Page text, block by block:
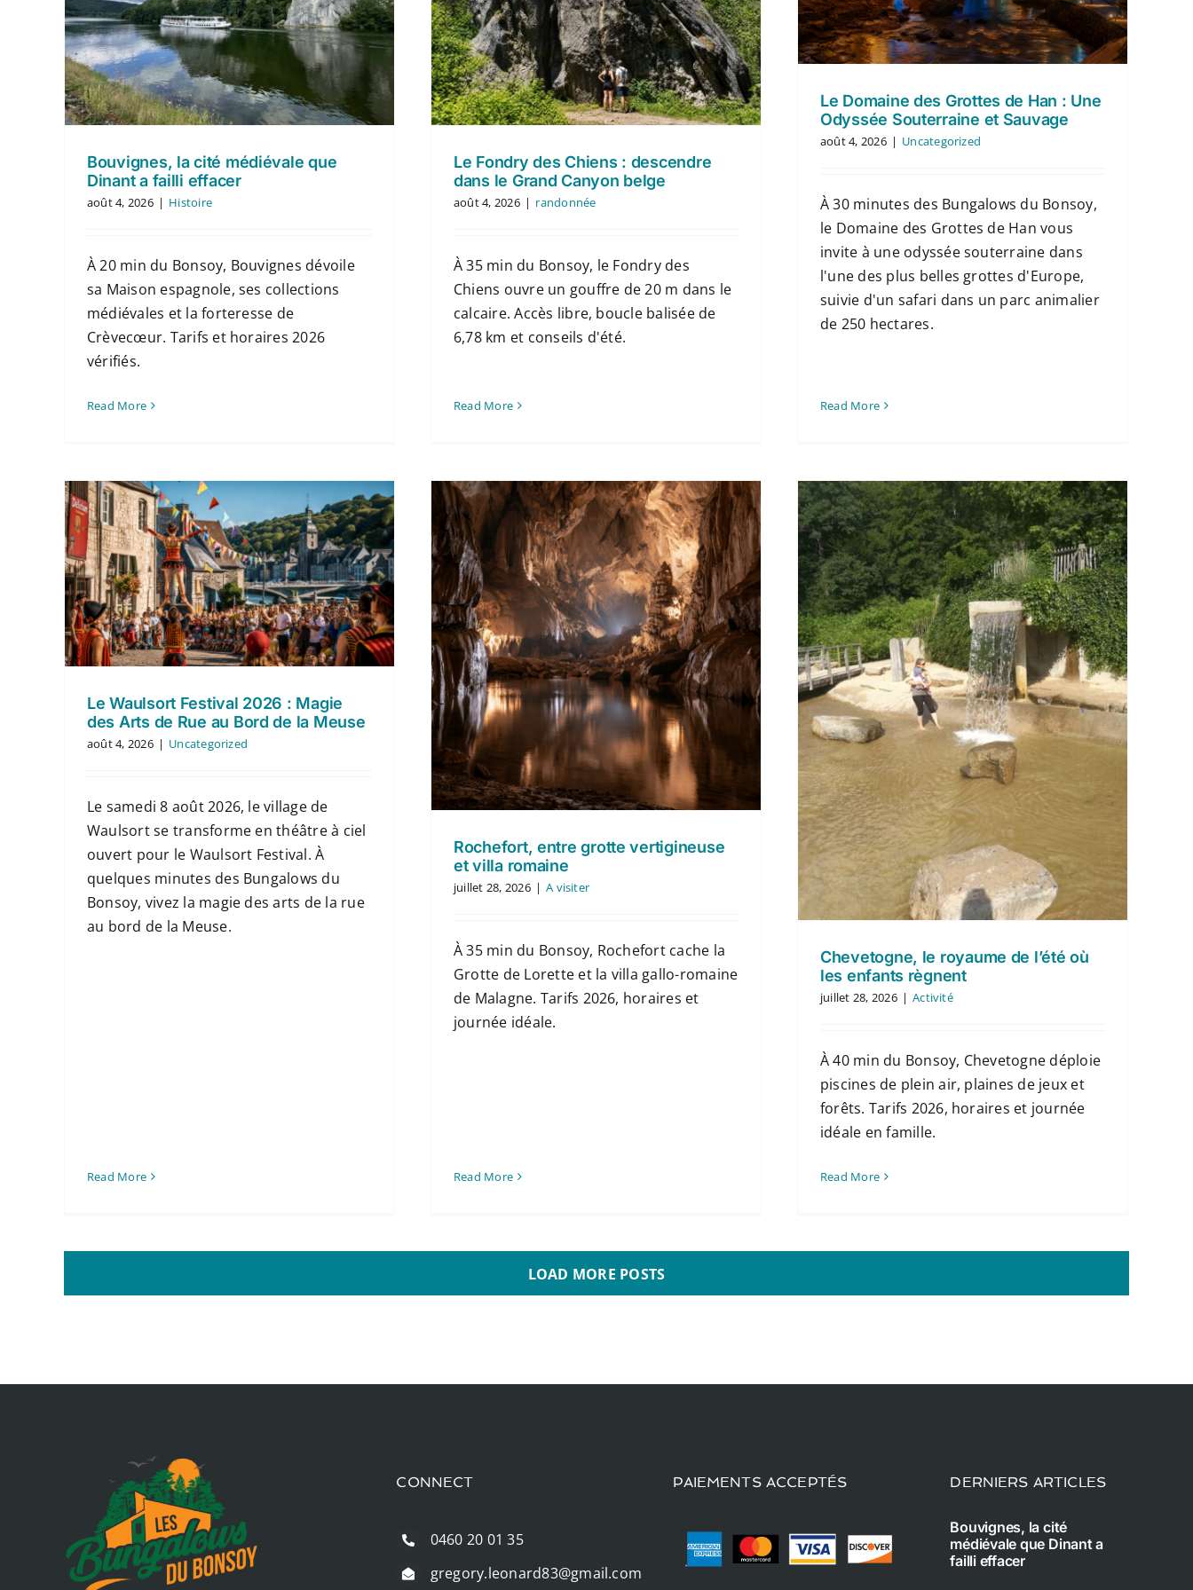
Bouvignes, la cité médiévale que
Dinant a failli effacer
août 4, 2026 | Histoire
À 20 min du Bonsoy, Bouvignes dévoile
sa Maison espagnole, ses collections
médiévales et la forteresse de
Crèvecœur. Tarifs et horaires 2026
vérifiés.
Read More
Le Fondry des Chiens : descendre
dans le Grand Canyon belge
août 4, 2026 | randonnée
À 35 min du Bonsoy, le Fondry des
Chiens ouvre un gouffre de 20 m dans le
calcaire. Accès libre, boucle balisée de
6,78 km et conseils d'été.
Read More
Le Domaine des Grottes de Han : Une
Odyssée Souterraine et Sauvage
août 4, 2026 | Uncategorized
À 30 minutes des Bungalows du Bonsoy,
le Domaine des Grottes de Han vous
invite à une odyssée souterraine dans
l'une des plus belles grottes d'Europe,
suivie d'un safari dans un parc animalier
de 250 hectares.
Read More
Le Waulsort Festival 2026 : Magie
des Arts de Rue au Bord de la Meuse
août 4, 2026 | Uncategorized
Le samedi 8 août 2026, le village de
Waulsort se transforme en théâtre à ciel
ouvert pour le Waulsort Festival. À
quelques minutes des Bungalows du
Bonsoy, vivez la magie des arts de la rue
au bord de la Meuse.
Read More
Rochefort, entre grotte vertigineuse
et villa romaine
juillet 28, 2026 | A visiter
À 35 min du Bonsoy, Rochefort cache la
Grotte de Lorette et la villa gallo-romaine
de Malagne. Tarifs 2026, horaires et
journée idéale.
Read More
Chevetogne, le royaume de l’été où
les enfants règnent
juillet 28, 2026 | Activité
À 40 min du Bonsoy, Chevetogne déploie
piscines de plein air, plaines de jeux et
forêts. Tarifs 2026, horaires et journée
idéale en famille.
Read More
LOAD MORE POSTS
CONNECT
0460 20 01 35
gregory.leonard83@gmail.com
PAIEMENTS ACCEPTÉS DERNIERS ARTICLES
Bouvignes, la cité
médiévale que Dinant a
failli effacer